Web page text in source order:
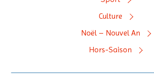
Culture
Noël – Nouvel An
Hors-Saison